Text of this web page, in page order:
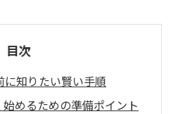
目次
知りたい賢い手順
めるための準備ポイント